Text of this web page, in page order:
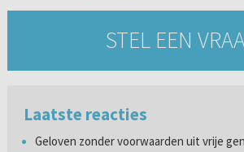
STEL EEN
Laatste reacties
Geloven zonder voorwaarden uit vrije